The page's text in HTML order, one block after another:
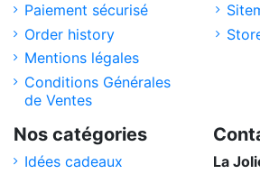
Paiement sécurisé
Order history
Mentions légales
Conditions Générales
de Ventes
Nos catégories
Idées cadeaux
La